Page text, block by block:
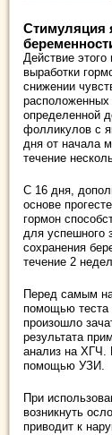
Стимуляция
Действие этого
выработки
снижении
расположенных
определенной
фолликулов с
дня от начала
течение
С 16 дня,
основе
гормон
для успешного
сохранения
течение 2
Перед самым
помощью теста
произошло
результата
анализ на ХГЧ.
помощью УЗИ.
При
возникнуть
приводит к